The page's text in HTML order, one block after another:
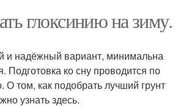
глоксинию на зиму.
и надёжный вариант, минимальна
Подготовка ко сну проводится по
том, как подобрать лучший грунт
узнать здесь.